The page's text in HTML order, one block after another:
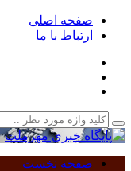
صفحه اصلی
ارتباط با ما
صفحه نخست